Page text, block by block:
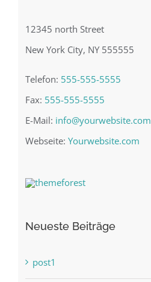
12345 north Street
New York City, NY 555555
Telefon: 555-555-5555
Fax: 555-555-5555
E-Mail: info@yourwebsite.com
Webseite: Yourwebsite.com
Neueste Beiträge
post1